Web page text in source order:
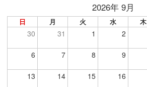
2026年 9月
日 月 火 水 木
30 31 1 2
6 7 8 9
13 14 15 16